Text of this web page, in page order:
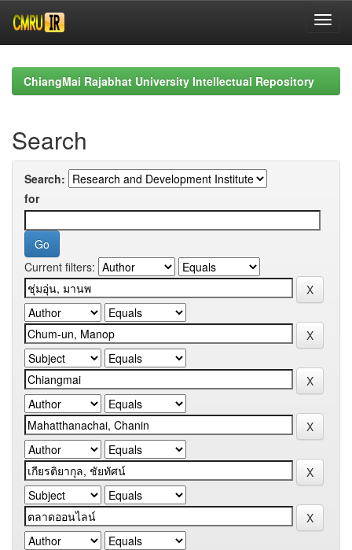
navigationChiangMai Rajabhat University Intellectual Repository
Search
Search:
for
Current filters: